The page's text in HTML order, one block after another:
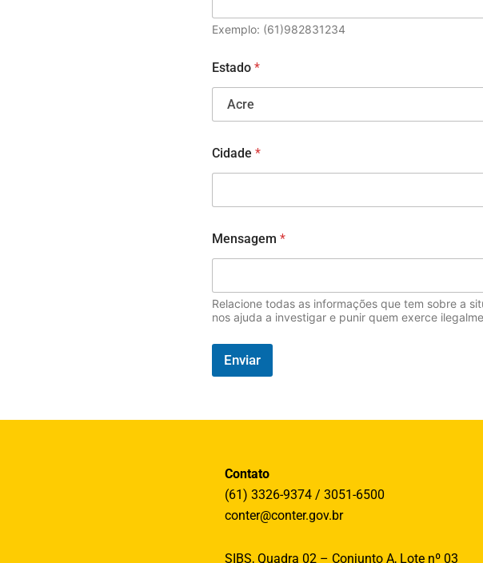
Exemplo: (61)982831234
o
m
s
t
a
o
Estado *
Cidade *
Mensagem *
Relacione todas as informações que tem sobre a
nos ajuda a investigar e punir quem exerce
Enviar
Contato
(61) 3326-9374 / 3051-6500
conter@conter.gov.br
SIBS, Quadra 02 – Conjunto A, Lote nº 03